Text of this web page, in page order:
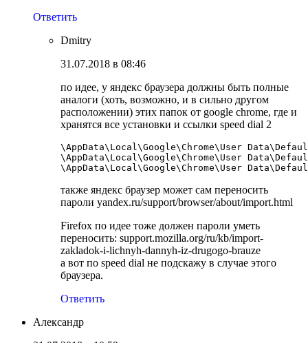
Ответить
Dmitry
31.07.2018 в 08:46
по идее, у яндекс браузера должны быть полные
аналоги (хоть, возможно, и в сильно другом
расположении) этих папок от google chrome, где и
хранятся все установки и ссылки speed dial 2
\AppData\Local\Google\Chrome\User
\AppData\Local\Google\Chrome\User
также яндекс браузер может сам переносить
пароли yandex.ru/support/browser/about/import.html
Firefox по идее тоже должен пароли уметь
переносить: support.mozilla.org/ru/kb/import-
zakladok-i-lichnyh-dannyh-iz-drugogo-brauze
а вот по speed dial не подскажу в случае этого
браузера.
Ответить
Александр